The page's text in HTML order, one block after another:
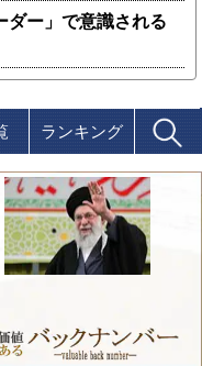
ダー」で意識される
ランキング